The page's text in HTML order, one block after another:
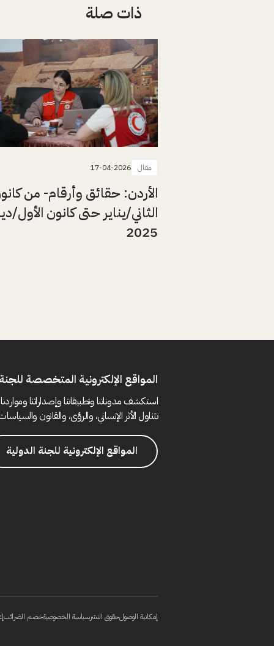
ذات صلة
مقال 17-04-2026
الأردن: حقائق وأرقام- من
الثاني/يناير حتى كانون الأول/
2025
المواقع الإلكترونية المتخصصة
استكشف مدوناتنا وتطبيقاتنا وإصداراتنا
تتناول الأثر الإنساني، والرؤى، والقانون
المواقع الإلكترونية للجنة الدولية
إمكانية الوصولحقوق النشرسياسة الخصوصيةخصم الضرائب